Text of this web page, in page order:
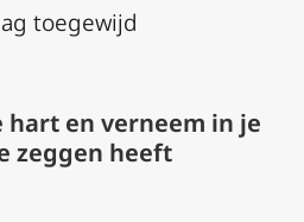
toegewijd
en verneem in je
zeggen heeft